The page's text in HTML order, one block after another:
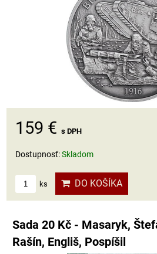
159 € s DPH
Dostupnosť:Skladom
ks DO KOŠÍKA
Sada 20 Kč - Masaryk,
Rašín, Engliš, Pospíšil